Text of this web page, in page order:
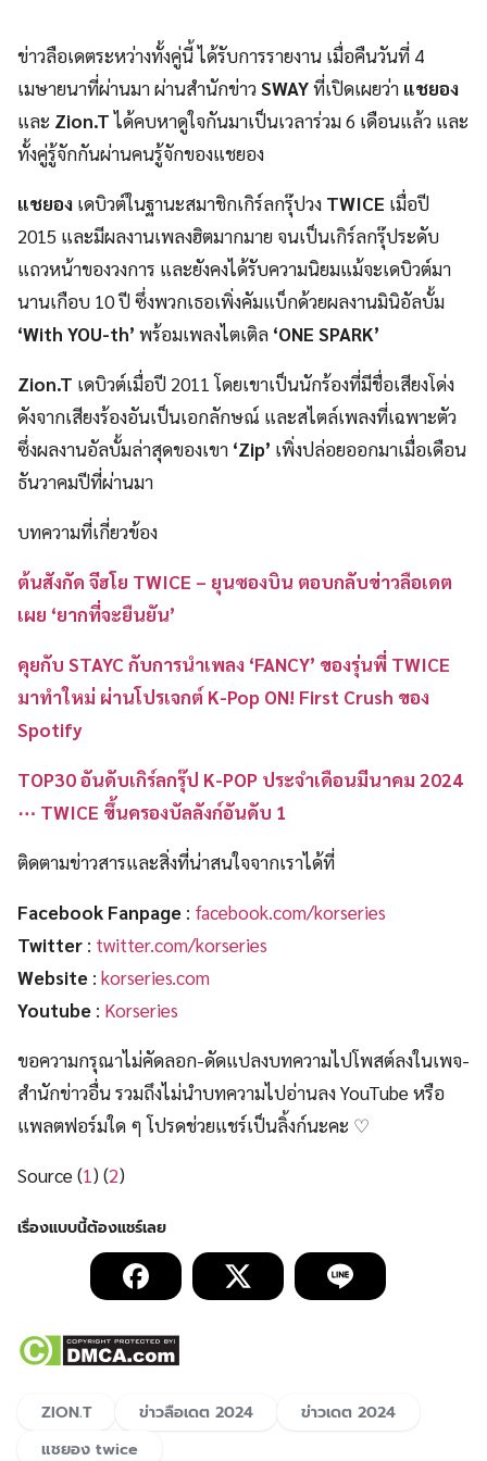
ข่าวลือเดตระหว่างทั้งคู่นี้ ได้รับการรายงาน เมื่อคืนวันที่ 4
เมษายนาที่ผ่านมา ผ่านสำนักข่าวSWAYที่เปิดเผยว่า แชยอง
และ Zion.Tได้คบหาดูใจกันมาเป็นเวลาร่วม 6 เดือนแล้ว และ
ทั้งคู่รู้จักกันผ่านคนรู้จักของแชยอง
แชยอง เดบิวต์ในฐานะสมาชิกเกิร์ลกรุ๊ปวง TWICE เมื่อปี
2015 และมีผลงานเพลงฮิตมากมาย จนเป็นเกิร์ลกรุ๊ประดับ
แถวหน้าของวงการ และยังคงได้รับความนิยมแม้จะเดบิวต์มา
นานเกือบ 10 ปี ซึ่งพวกเธอเพิ่งคัมแบ็กด้วยผลงานมินิอัลบั้ม
‘With YOU-th’ พร้อมเพลงไตเติล ‘ONE SPARK’
Zion.T เดบิวต์เมื่อปี 2011 โดยเขาเป็นนักร้องที่มีชื่อเสียงโด่ง
ดังจากเสียงร้องอันเป็นเอกลักษณ์ และสไตล์เพลงที่เฉพาะตัว
ซึ่งผลงานอัลบั้มล่าสุดของเขา ‘Zip’ เพิ่งปล่อยออกมาเมื่อเดือน
ธันวาคมปีที่ผ่านมา
บทความที่เกี่ยวข้อง
ต้นสังกัด จีฮโย TWICE – ยุนซองบิน ตอบกลับข่าวลือเดต
เผย ‘ยากที่จะยืนยัน’
คุยกับ STAYC กับการนำเพลง ‘FANCY’ ของรุ่นพี่ TWICE
มาทำใหม่ ผ่านโปรเจกต์ K-Pop ON! First Crush ของ
Spotify
TOP30 อันดับเกิร์ลกรุ๊ป K-POP ประจำเดือนมีนาคม 2024
⋯ TWICE ขึ้นครองบัลลังก์อันดับ 1
ติดตามข่าวสารและสิ่งที่น่าสนใจจากเราได้ที่
Facebook Fanpage : facebook.com/korseries
Twitter : twitter.com/korseries
Website : korseries.com
Youtube : Korseries
ขอความกรุณาไม่คัดลอก-ดัดแปลงบทความไปโพสต์ลงในเพจ-
สำนักข่าวอื่น รวมถึงไม่นำบทความไปอ่านลง YouTube หรือ
แพลตฟอร์มใด ๆ โปรดช่วยแชร์เป็นลิ้งก์นะคะ ♡
Source (1) (2)
ZION.T ข่าวลือเดต 2024
ข่าวเดต 2024
แชยอง twice